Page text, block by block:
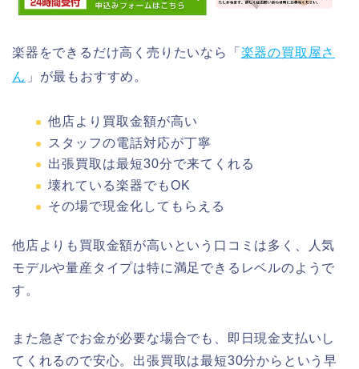
楽器をできるだけ高く売りたいなら「 楽器の買取屋さ
ん 」が最もおすすめ。
他店より買取金額が高い
スタッフの電話対応が丁寧
出張買取は最短30分で来てくれる
壊れている楽器でもOK
その場で現金化してもらえる
他店よりも買取金額が高いという口コミは多く、人気
モデルや量産タイプは特に満足できるレベルのようで
す。
また急ぎでお金が必要な場合でも、即日現金支払いし
てくれるので安心。出張買取は最短30分からという早